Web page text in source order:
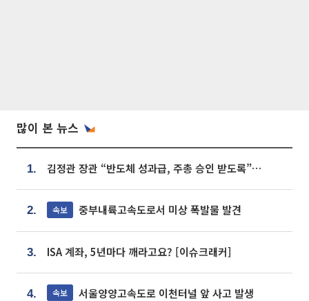
많이 본 뉴스
1. 김정관 장관 “반도체 성과급, 주총 승인 받도록”…상법·자본시장법 개정 시사
2. 속보 중부내륙고속도로서 미상 폭발물 발견
3. ISA 계좌, 5년마다 깨라고요? [이슈크래커]
4. 속보 서울양양고속도로 이천터널 앞 사고 발생